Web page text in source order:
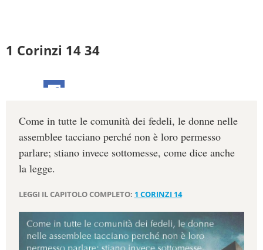
1 Corinzi 14 34
Come in tutte le comunità dei fedeli, le donne nelle
assemblee tacciano perché non è loro permesso
parlare; stiano invece sottomesse, come dice anche
la legge.
LEGGI IL CAPITOLO COMPLETO: 1 CORINZI 14